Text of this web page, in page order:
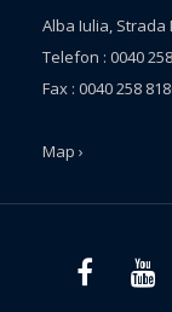
Alba Iulia, Strada
Telefon : 0040
Fax : 0040 258
Map ›